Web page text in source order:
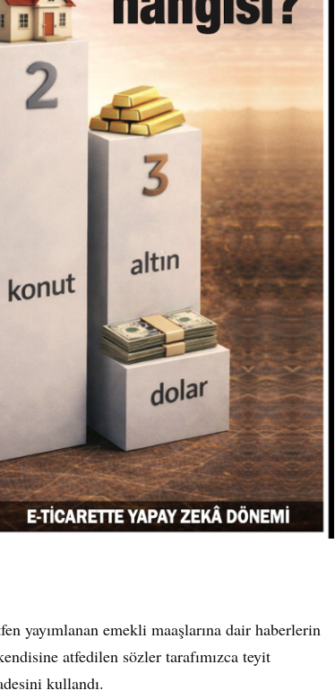
yayımlanan emekli maaşlarına dair haberlerin
atfedilen sözler tarafımızca teyit
kullandı.